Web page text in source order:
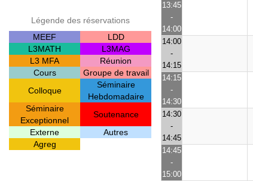
Légende des réservations
MEEF
LDD
L3MATH
L3MAG
L3 MFA
Réunion
Cours
Groupe de travail
Colloque
Séminaire
Hebdomadaire
Séminaire
Exceptionnel
Soutenance
Externe
Autres
Agreg
13:45
-
14:00
14:00
-
14:15
14:15
-
14:30
14:30
-
14:45
14:45
-
15:00